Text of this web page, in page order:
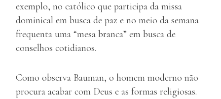
exemplo, no católico que participa da missa
dominical em busca de paz e no meio da semana
frequenta uma “mesa branca” em busca de
conselhos cotidianos.
Como observa Bauman, o homem moderno não
procura acabar com Deus e as formas religiosas.